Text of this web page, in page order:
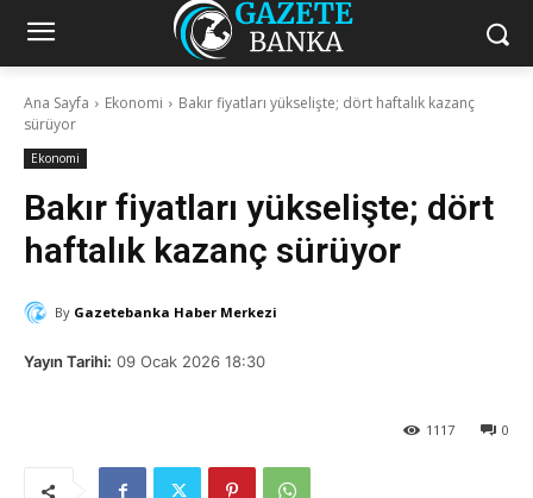
Ana Sayfa Ekonomi
Bakır fiyatları yükselişte; dört haftalık kazanç
sürüyor
Ekonomi
Bakır fiyatları yükselişte; dört
haftalık kazanç sürüyor
By Gazetebanka Haber Merkezi
Yayın Tarihi: 09 Ocak 2026 18:30
0
1117